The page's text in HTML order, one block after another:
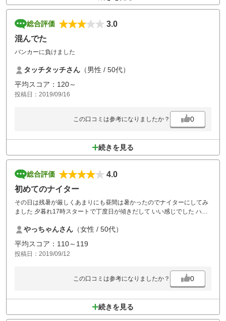
総合評価
3.0
混んでた
バンカーに負けました
タッチタッチさん （男性 / 50代）
平均スコア：120～
投稿日：2019/09/16
この口コミは参考になりましたか？ 0
続きを見る
総合評価
4.0
初めてのナイター
その日は残暑が厳しくあまりにも昼間は暑かったのでナイターにしてみ
ました 夕暮れ17時スタートで丁度日が傾きだして いい感じでした ハー
たっていないラフはボールが見つけにくかったです それ以外はとても良
いと思いました
やっちゃんさん （女性 / 50代）
平均スコア：110～119
投稿日：2019/09/12
この口コミは参考になりましたか？ 0
続きを見る